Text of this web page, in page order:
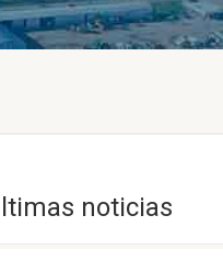
noticias